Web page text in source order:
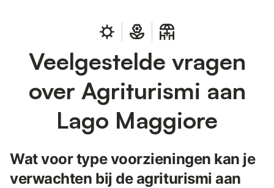
Veelgestelde vragen
over Agriturismi aan
Lago Maggiore
Wat voor type voorzieningen kan je
verwachten bij de agriturismi aan